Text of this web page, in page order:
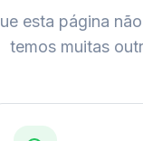
esta página
temos muitas